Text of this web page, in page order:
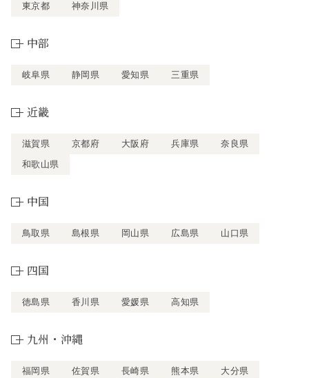
東京都
神奈川県
中部
岐阜県 静岡県 愛知県 三重県
近畿
滋賀県 京都府 大阪府 兵庫県
奈良県
和歌山県
中国
鳥取県 島根県 岡山県 広島県 山口県
四国
徳島県 香川県 愛媛県 高知県
九州・沖縄
福岡県 佐賀県 長崎県 熊本県
大分県